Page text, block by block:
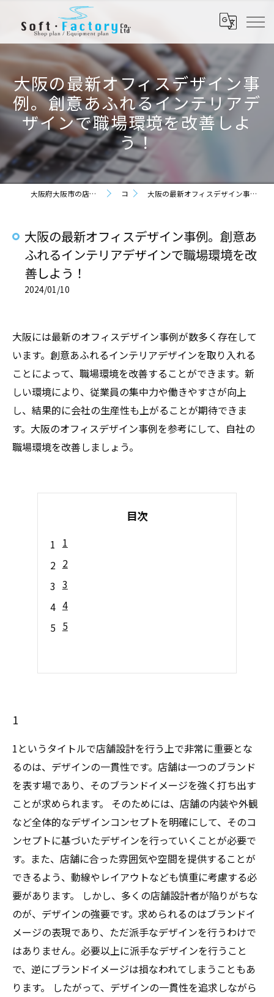
大阪の最新オフィスデザイン事
例。創意あふれるインテリアデ
ザインで職場環境を改善しよ
う！
大阪府大阪市の店舗設計なら株式会社ソフト・ファクトリー コラム 大阪の最新オフィスデザイン事例。創意あふれるインテリアデザインで職場環境を改善しよう！
大阪の最新オフィスデザイン事例。創意あ
ふれるインテリアデザインで職場環境を改
善しよう！
2024/01/10
大阪には最新のオフィスデザイン事例が数多く存在して
います。創意あふれるインテリアデザインを取り入れる
ことによって、職場環境を改善することができます。新
しい環境により、従業員の集中力や働きやすさが向上
し、結果的に会社の生産性も上がることが期待できま
す。大阪のオフィスデザイン事例を参考にして、自社の
職場環境を改善しましょう。
目次
1
2
3
4
5
1
1というタイトルで店舗設計を行う上で非常に重要とな
るのは、デザインの一貫性です。店舗は一つのブランド
を表す場であり、そのブランドイメージを強く打ち出す
ことが求められます。 そのためには、店舗の内装や外観
など全体的なデザインコンセプトを明確にして、そのコ
ンセプトに基づいたデザインを行っていくことが必要で
す。また、店舗に合った雰囲気や空間を提供することが
できるよう、動線やレイアウトなども慎重に考慮する必
要があります。 しかし、多くの店舗設計者が陥りがちな
のが、デザインの強要です。求められるのはブランドイ
メージの表現であり、ただ派手なデザインを行うわけで
はありません。必要以上に派手なデザインを行うこと
で、逆にブランドイメージは損なわれてしまうこともあ
ります。 したがって、デザインの一貫性を追求しながら